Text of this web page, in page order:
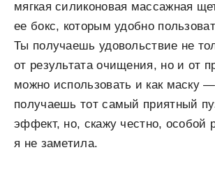
мягкая силиконовая массажная
ее бокс, которым удобно
Ты получаешь удовольствие не
от результата очищения, но и от
можно использовать и как маску —
получаешь тот самый приятный
эффект, но, скажу честно, особой
я не заметила.